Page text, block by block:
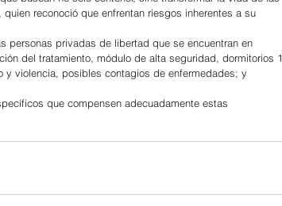
reconoció que enfrentan riesgos inherentes a su
personas privadas de libertad que se encuentran en
del tratamiento, módulo de alta seguridad, dormitorios 1
violencia, posibles contagios de enfermedades; y
que compensen adecuadamente estas